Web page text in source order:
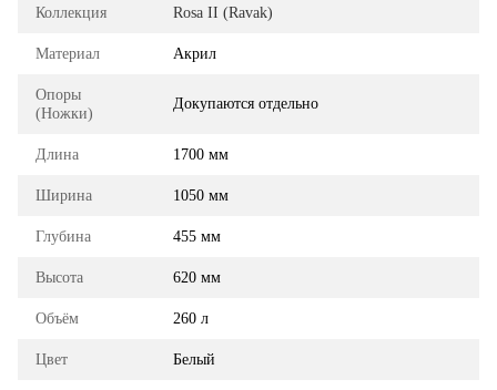
Коллекция Rosa II (Ravak)
Материал Акрил
Опоры
(Ножки)
Докупаются отдельно
Длина 1700 мм
Ширина 1050 мм
Глубина 455 мм
Высота 620 мм
Объём 260 л
Цвет Белый